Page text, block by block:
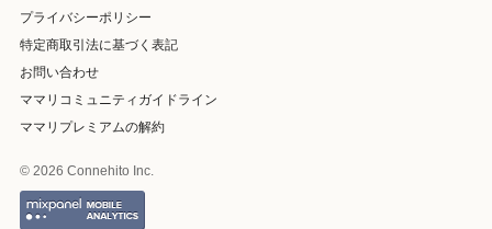
プライバシーポリシー
特定商取引法に基づく表記
お問い合わせ
ママリコミュニティガイドライン
ママリプレミアムの解約
© 2026 Connehito Inc.